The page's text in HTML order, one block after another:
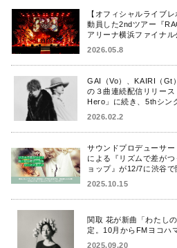
【オフィシャルライブ
動員した2ndツアー『
アリーナ横浜ファイナル
2026.05.8
GAI（Vo）、KAIRI（Gt
の３曲連続配信リリー
Hero」に続き、5thシン
2026.02.2
サウンドプロデューサ
による『リズムで差が
ョップ』が12/7に渋谷で
2025.10.15
関取 花が新曲「わたし
定。10月からFMヨコハ
2025.09.20